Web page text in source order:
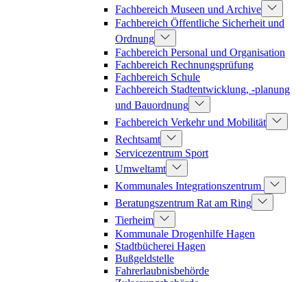
Fachbereich Museen und Archive
Fachbereich Öffentliche Sicherheit und
Ordnung
Fachbereich Personal und Organisation
Fachbereich Rechnungsprüfung
Fachbereich Schule
Fachbereich Stadtentwicklung, -planung
und Bauordnung
Fachbereich Verkehr und Mobilität
Rechtsamt
Servicezentrum Sport
Umweltamt
Kommunales Integrationszentrum
Beratungszentrum Rat am Ring
Tierheim
Kommunale Drogenhilfe Hagen
Stadtbücherei Hagen
Bußgeldstelle
Fahrerlaubnisbehörde